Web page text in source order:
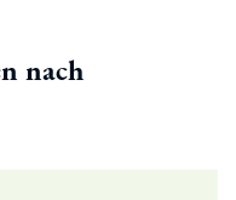
nach